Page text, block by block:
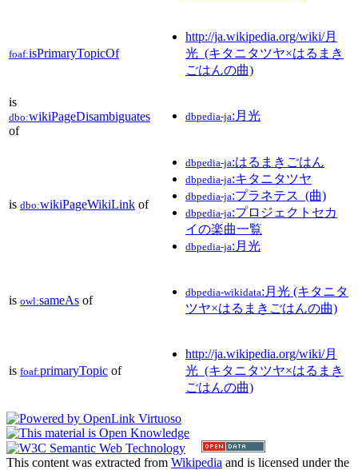
foaf:isPrimaryTopicOf
http://ja.wikipedia.org/wiki/月
光_(キタニタツヤ×はるまき
ごはんの曲)
is
dbo:wikiPageDisambiguates
of
dbpedia-ja:月光
is dbo:wikiPageWikiLink of
dbpedia-ja:はるまきごはん
dbpedia-ja:キタニタツヤ
dbpedia-ja:プラネテス_(曲)
dbpedia-ja:プロジェクトセカ
イの楽曲一覧
dbpedia-ja:月光
is owl:sameAs of
dbpedia-wikidata:月光 (キタニタ
ツヤ×はるまきごはんの曲)
is foaf:primaryTopic of
http://ja.wikipedia.org/wiki/月
光_(キタニタツヤ×はるまき
ごはんの曲)
This content was extracted from Wikipedia and is licensed under the